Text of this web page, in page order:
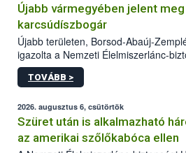
Újabb vármegyében jelent
karcsúdíszbogár
Újabb területen, Borsod-Abaúj-
igazolta a Nemzeti Élelmiszerlánc-
kőrisrontó karcsúdíszbogár (Agrilus
kártevőt nem csak színcsapdában
az intenzív felderítést, emellett az
hatósággal is összehangolják a
TOVÁBB >
2026. augusztus 6, csütörtök
Szüret után is alkalmazható
az amerikai szőlőkabóca ellen